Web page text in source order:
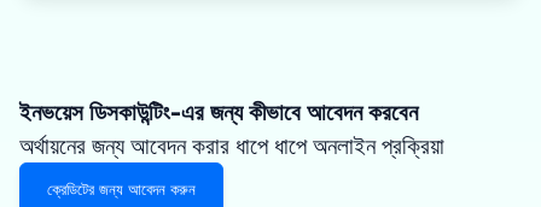
ইনভয়েস ডিসকাউন্টিং-এর জন্য কীভাবে আবেদন করবেন
অর্থায়নের জন্য আবেদন করার ধাপে ধাপে অনলাইন প্রক্রিয়া
ক্রেডিটের জন্য আবেদন করুন